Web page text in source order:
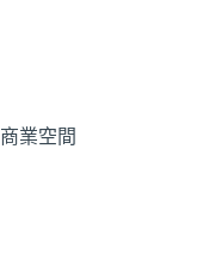
商業空間